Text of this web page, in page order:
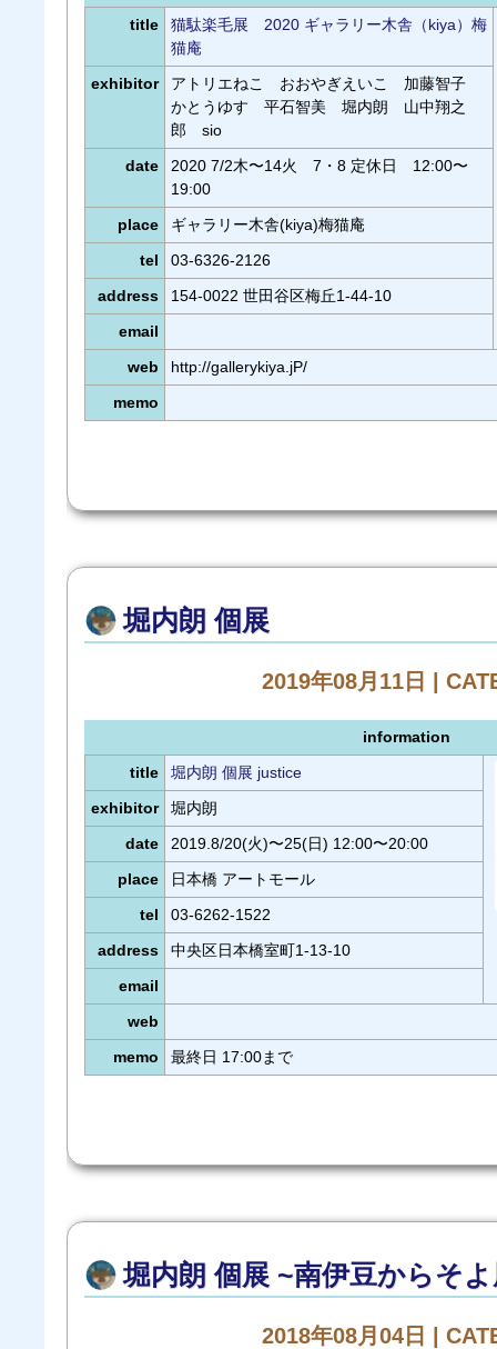
title
猫駄楽毛展 2020 ギャラリー木舎（kiya）梅
猫庵
exhibitor
アトリエねこ おおやぎえいこ 加藤智子
かとうゆす 平石智美 堀内朗 山中翔之
郎 sio
date
2020 7/2木〜14火 7・8 定休日 12:00〜
19:00
place
ギャラリー木舎(kiya)梅猫庵
tel
03-6326-2126
address
154-0022 世田谷区梅丘1-44-10
email
web
http://gallerykiya.jP/
memo
堀内朗 個展
2019年08月11日 |
information
title
堀内朗 個展 justice
exhibitor
堀内朗
date
2019.8/20(火)〜25(日) 12:00〜20:00
place
日本橋 アートモール
tel
03-6262-1522
address
中央区日本橋室町1-13-10
email
web
memo
最終日 17:00まで
堀内朗 個展 ~南伊豆からそ
2018年08月04日 |